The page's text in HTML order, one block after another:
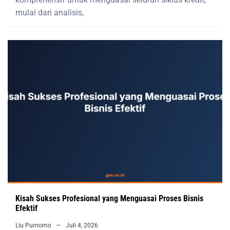
mulai dari analisis,
Kisah Sukses Profesional yang Menguasai Proses Bisnis
Efektif
Liu Purnomo Juli 4, 2026